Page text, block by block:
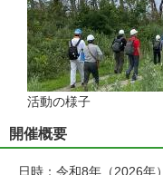
活動の様子
開催概要
日時：令和8年（2026年